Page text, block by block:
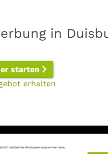
in
starten
erhalten